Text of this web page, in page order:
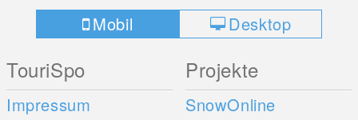
Mobil Desktop
TouriSpo
Impressum
Projekte
SnowOnline